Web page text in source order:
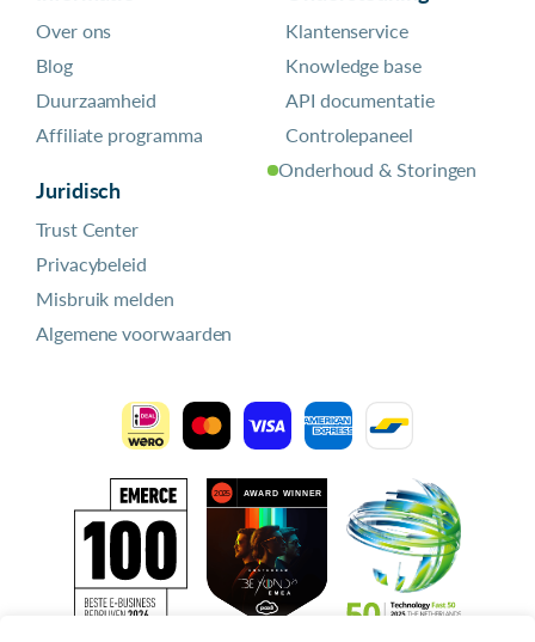
Over ons
Blog
Duurzaamheid
Affiliate programma
Juridisch
Trust Center
Privacybeleid
Misbruik melden
Algemene voorwaarden
Klantenservice
Knowledge base
API documentatie
Controlepaneel
Onderhoud & Storingen